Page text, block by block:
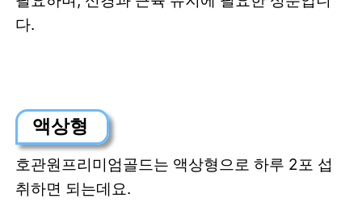
다.
액상형
호관원프리미엄골드는 액상형으로 하루 2포 섭
취하면 되는데요.